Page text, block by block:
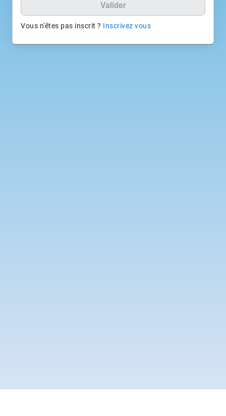
Valider
Vous n'êtes pas inscrit ? Inscrivez vous